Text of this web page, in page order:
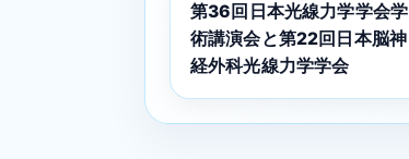
第36回日本光線力学学会学
術講演会と第22回日本脳神
経外科光線力学学会